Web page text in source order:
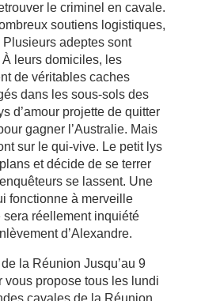
le criminel en cavale.
soutiens logistiques,
Plusieurs adeptes sont
leurs domiciles, les
de véritables caches
dans les sous-sols des
d’amour projette de quitter
gagner l’Australie. Mais
sur le qui-vive. Le petit lys
et décide de se terrer
se lassent. Une
fonctionne à merveille
réellement inquiété
d’Alexandre.
la Réunion Jusqu’au 9
vous propose tous les lundi
cavales de la Réunion.